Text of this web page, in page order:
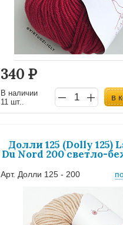
340 Р
В наличии
11 шт..
в
Долли 125 (Dolly 125)
Du Nord 200 светло-
Арт. Долли 125 - 200